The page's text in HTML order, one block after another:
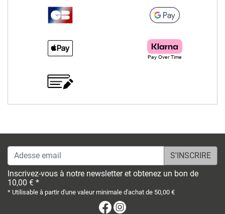
Adesse email
Inscrivez-vous à notre newsletter et obtenez un bon de
10,00 € *
* Utilisable à partir d'une valeur minimale d'achat de 50,00 €
Facebook